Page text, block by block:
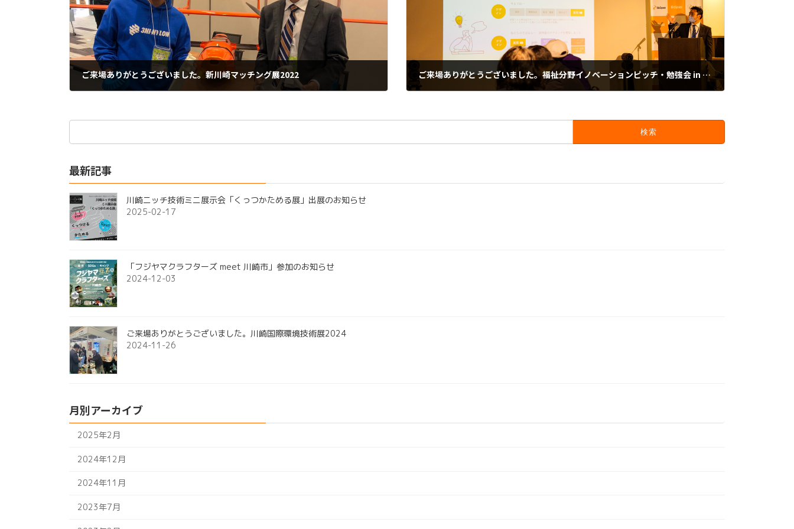
ご来場ありがとうございました。新川崎マッチング展2022
2022-12-15
ご来場ありがとうございました。福祉分野イノベーションピッチ・勉強会 in HANEDA
2023-02-15
検
索:
最新記事
川崎ニッチ技術ミニ展示会「くっつかためる展」出展のお知らせ
2025-02-17
「フジヤマクラフターズ meet 川崎市」参加のお知らせ
2024-12-03
ご来場ありがとうございました。川崎国際環境技術展2024
2024-11-26
月別アーカイブ
2025年2月
2024年12月
2024年11月
2023年7月